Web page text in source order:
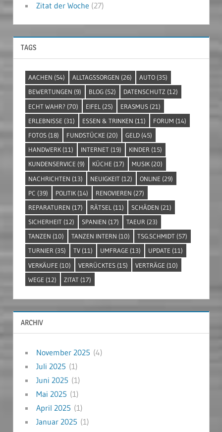
Zitat der Woche (27)
TAGS
AACHEN (54) ALLTAGSSORGEN (26) AUTO (35)
BEWERTUNGEN (9) BLOG (52) DATENSCHUTZ (12)
ECHT WAHR? (70) EIFEL (25) ERASMUS (21)
ERLEBNISSE (31) ESSEN & TRINKEN (11) FORUM (14)
FOTOS (18) FUNDSTÜCKE (20) GELD (45)
HANDWERK (11) INTERNET (19) KINDER (15)
KUNDENSERVICE (9) KÜCHE (17) MUSIK (20)
NACHRICHTEN (13) NEUIGKEIT (12) ONLINE (29)
PC (39) POLITIK (14) RENOVIEREN (27)
REPARATUREN (17) RÄTSEL (11) SCHÄDEN (21)
SICHERHEIT (12) SPANIEN (17) TAEUR (23)
TANZEN (10) TANZEN INTERN (10) TSG.SCHMIDT (57)
TURNIER (35) TV (11) UMFRAGE (13) UPDATE (11)
VERKÄUFE (10) VERRÜCKTES (15) VERTRÄGE (10)
WEGE (12) ZITAT (17)
ARCHIV
November 2025 (4)
Juli 2025 (1)
Juni 2025 (1)
Mai 2025 (1)
April 2025 (1)
Januar 2025 (1)